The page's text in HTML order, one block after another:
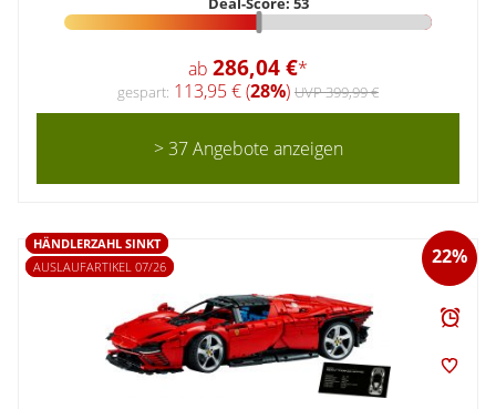
ab 286,04 €*
gespart: 113,95 € (28%) UVP 399,99 €
> 37 Angebote anzeigen
22%
HÄNDLERZAHL SINKT
AUSLAUFARTIKEL 07/26